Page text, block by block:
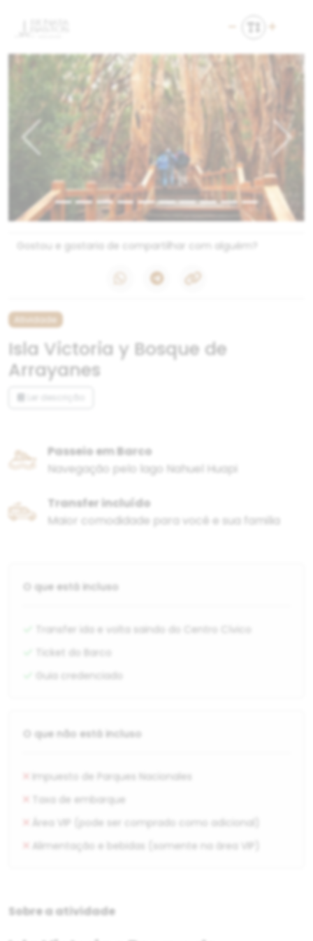
Previous Next
Gostou e gostaria de compartilhar com alguém?
Atividade
Isla Victoria y Bosque de
Arrayanes
Passeio em Barco
Navegação pelo lago Nahuel Huapi
Transfer incluído
Maior comodidade para você e sua familia
O que está incluso
Transfer ida e volta saindo do Centro Cívico
Ticket do Barco
Guia credenciado
O que não está incluso
Impuesto de Parques Nacionales
Taxa de embarque
Área VIP (pode ser comprado como adicional)
Alimentação e bebidas (somente na área VIP)
Sobre a atividade